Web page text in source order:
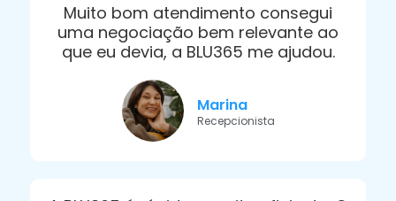
Muito bom atendimento consegui
uma negociação bem relevante ao
que eu devia, a BLU365 me ajudou.
Marina
Recepcionista